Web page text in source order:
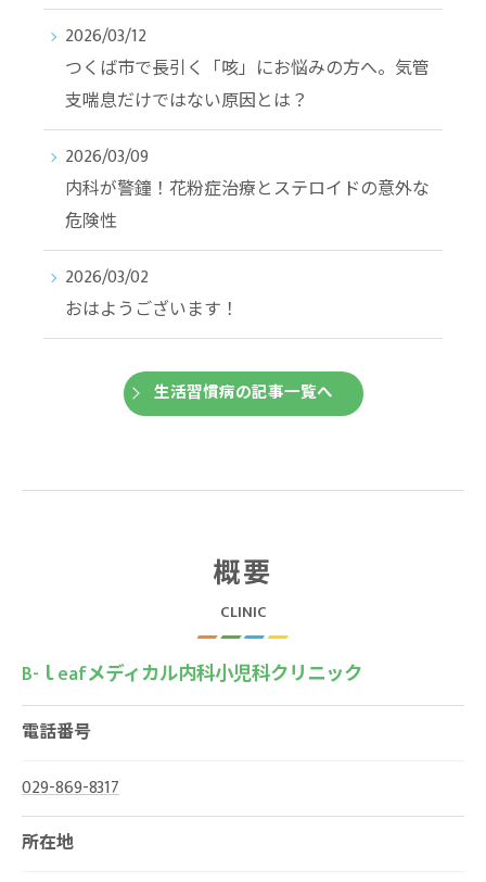
2026/03/12
つくば市で長引く「咳」にお悩みの方へ。気管
支喘息だけではない原因とは？
2026/03/09
内科が警鐘！花粉症治療とステロイドの意外な
危険性
2026/03/02
おはようございます！
生活習慣病の記事一覧へ
概要
CLINIC
B-ｌeafメディカル内科小児科クリニック
電話番号
029-869-8317
所在地